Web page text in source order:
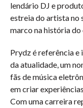
lendário DJ e
estreia do artista no
marco na história do
Prydz é referência e
da atualidade, um
fãs de música
em criar
Com uma carreira